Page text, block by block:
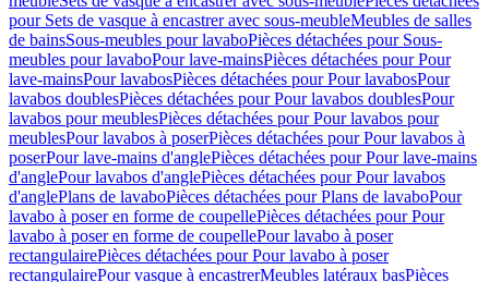
pour Sets de vasque à encastrer avec sous-meubleMeubles de salles
de bainsSous-meubles pour lavaboPièces détachées pour Sous-
meubles pour lavaboPour lave-mainsPièces détachées pour Pour
lave-mainsPour lavabosPièces détachées pour Pour lavabosPour
lavabos doublesPièces détachées pour Pour lavabos doublesPour
lavabos pour meublesPièces détachées pour Pour lavabos pour
meublesPour lavabos à poserPièces détachées pour Pour lavabos à
poserPour lave-mains d'anglePièces détachées pour Pour lave-mains
d'anglePour lavabos d'anglePièces détachées pour Pour lavabos
d'anglePlans de lavaboPièces détachées pour Plans de lavaboPour
lavabo à poser en forme de coupellePièces détachées pour Pour
lavabo à poser en forme de coupellePour lavabo à poser
rectangulairePièces détachées pour Pour lavabo à poser
rectangulairePour vasque à encastrerMeubles latéraux basPièces